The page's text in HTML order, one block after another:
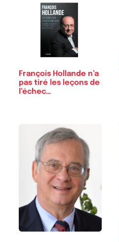
François Hollande n’a
pas tiré les leçons de
l’échec…